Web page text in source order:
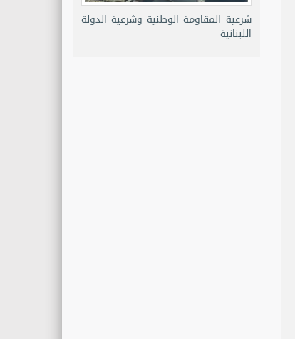
شرعية المقاومة الوطنية وشرعية الدولة
اللبنانية